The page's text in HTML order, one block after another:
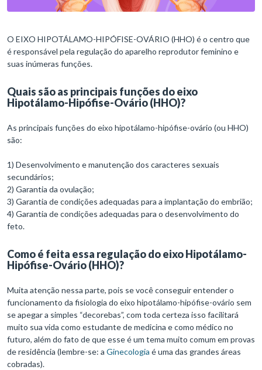
O EIXO HIPOTÁLAMO-HIPÓFISE-OVÁRIO (HHO) é o centro que
é responsável pela regulação do aparelho reprodutor feminino e
suas inúmeras funções.
Quais são as principais funções do eixo
Hipotálamo-Hipófise-Ovário (HHO)?
As principais funções do eixo hipotálamo-hipófise-ovário (ou HHO)
são:
1) Desenvolvimento e manutenção dos caracteres sexuais
secundários;
2) Garantia da ovulação;
3) Garantia de condições adequadas para a implantação do embrião;
4) Garantia de condições adequadas para o desenvolvimento do
feto.
Como é feita essa regulação do eixo Hipotálamo-
Hipófise-Ovário (HHO)?
Muita atenção nessa parte, pois se você conseguir entender o
funcionamento da fisiologia do eixo hipotálamo-hipófise-ovário sem
se apegar a simples “decorebas”, com toda certeza isso facilitará
muito sua vida como estudante de medicina e como médico no
futuro, além do fato de que esse é um tema muito comum em provas
de residência (lembre-se: a Ginecologia é uma das grandes áreas
cobradas).